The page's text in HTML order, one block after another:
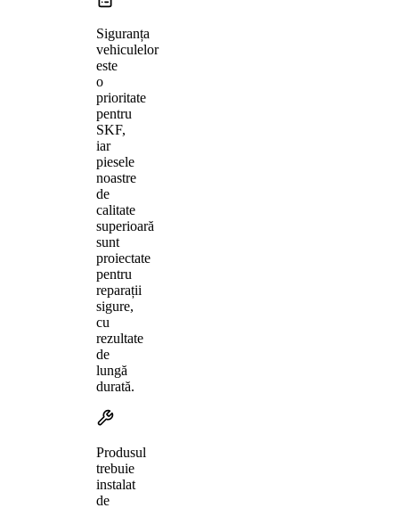
Siguranța
vehiculelor
este
o
prioritate
pentru
SKF,
iar
piesele
noastre
de
calitate
superioară
sunt
proiectate
pentru
reparații
sigure,
cu
rezultate
de
lungă
durată.
Produsul
trebuie
instalat
de